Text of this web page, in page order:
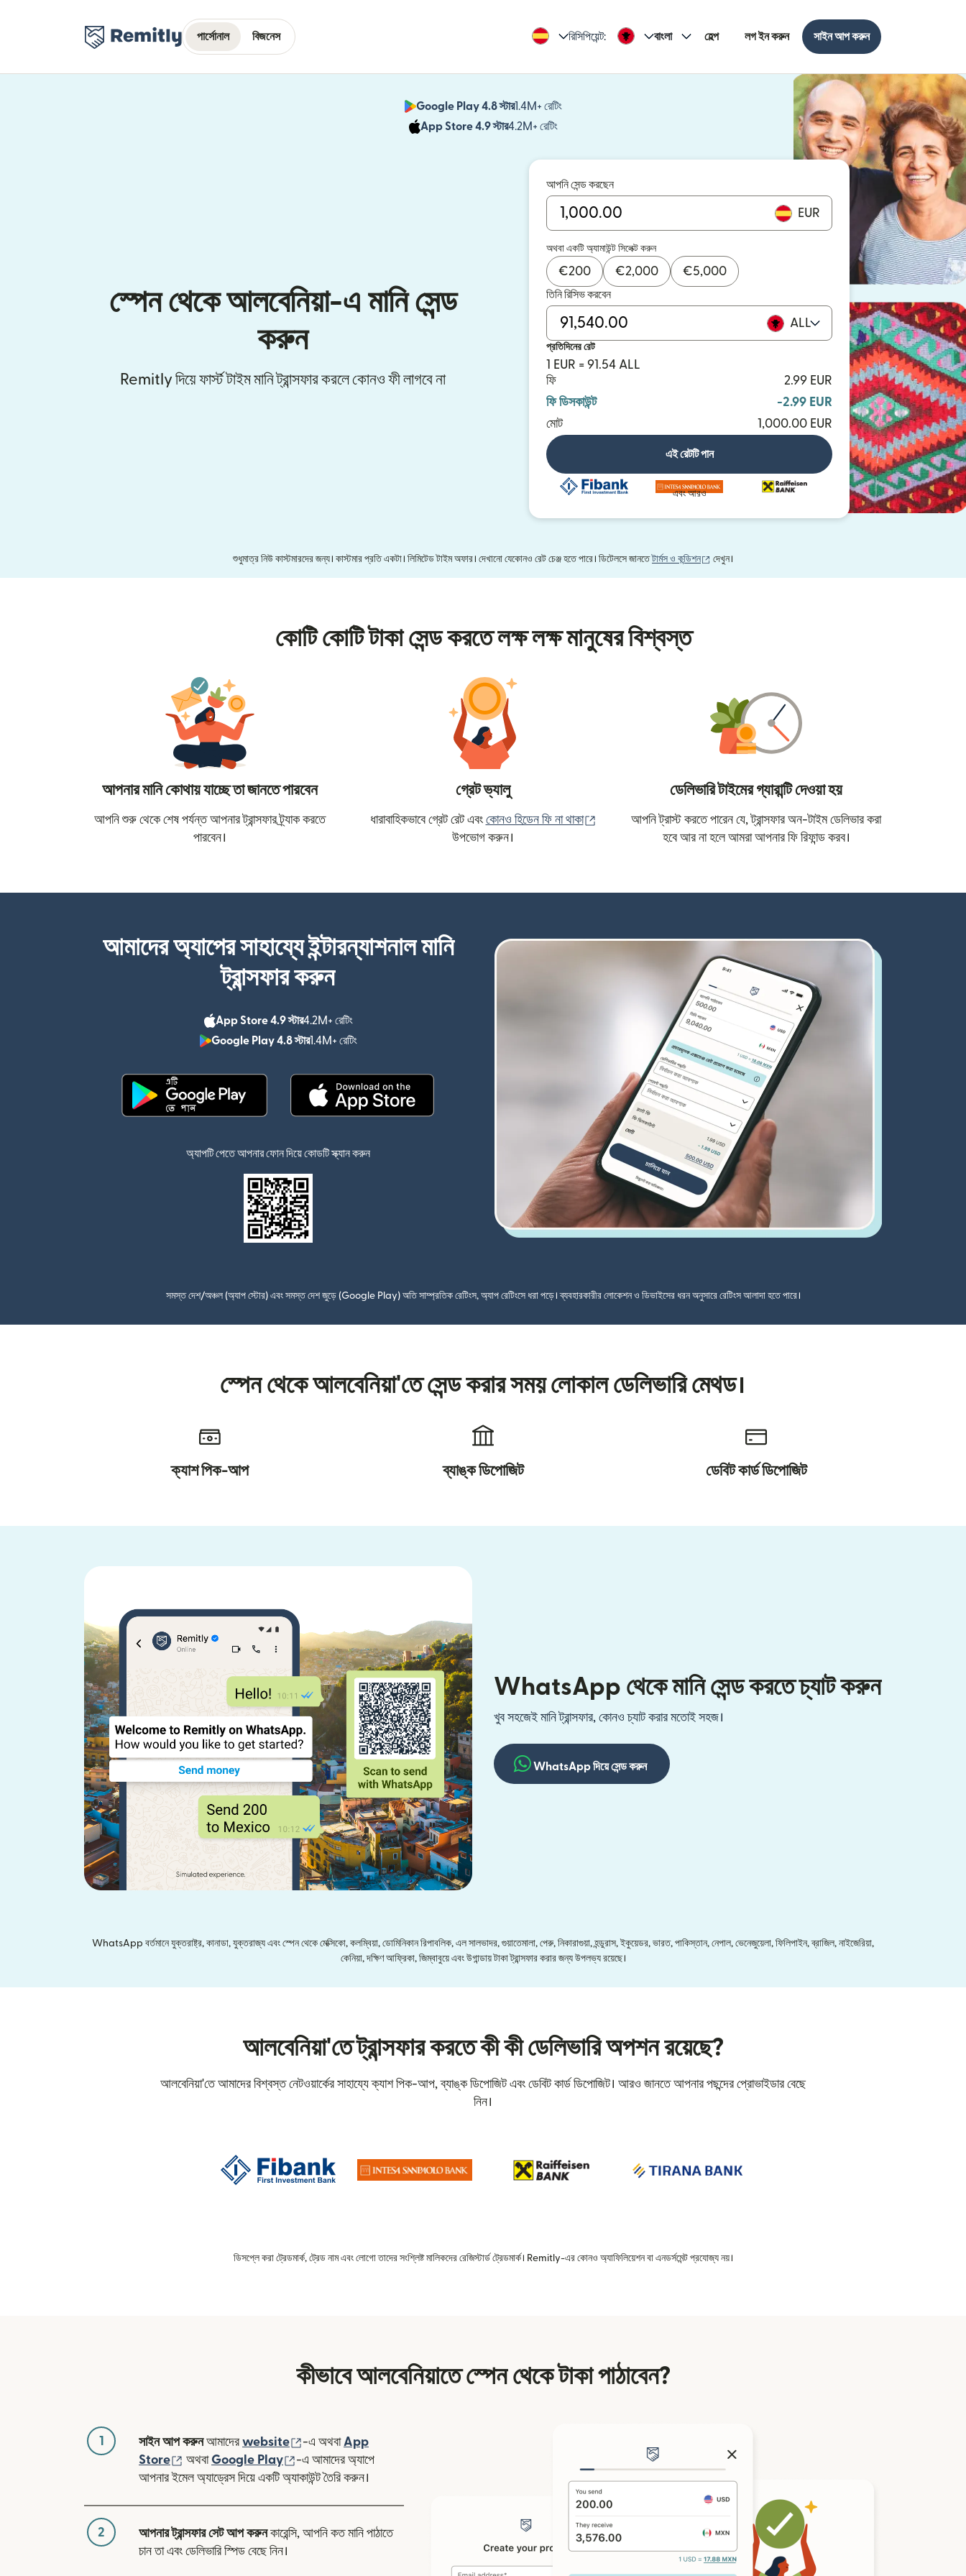
পার্সোনাল বিজনেস রিসিপিয়েন্ট: বাংলা হেল্প লগ ইন করুন সাইন আপ করুন
Google Play 4.8 স্টার1.4M+ রেটিং
App Store 4.9 স্টার4.2M+ রেটিং
স্পেন থেকে আলবেনিয়া-এ মানি সেন্ড
করুন
Remitly দিয়ে ফার্স্ট টাইম মানি ট্রান্সফার করলে কোনও ফী লাগবে না
আপনি সেন্ড করছেন
EUR
অথবা একটি অ্যামাউন্ট সিলেক্ট করুন
€200 €2,000 €5,000
তিনি রিসিভ করবেন
ALL
প্রতিদিনের রেট
1 EUR = 91.54 ALL
ফি
2.99 EUR
ফি ডিসকাউন্ট
-2.99 EUR
মোট
1,000.00 EUR
এই রেটটি পান
এবং আরও
শুধুমাত্র নিউ কাস্টমারদের জন্য। কাস্টমার প্রতি একটা। লিমিটেড টাইম অফার। দেখানো যেকোনও রেট চেঞ্জ হতে পারে। ডিটেলসে জানতেটার্মস ও কন্ডিশন (নতুন উইন্ডোতে খুলবে)
দেখুন।
কোটি কোটি টাকা সেন্ড করতে লক্ষ লক্ষ মানুষের বিশ্বস্ত
আপনার মানি কোথায় যাচ্ছে তা জানতে পারবেন
আপনি শুরু থেকে শেষ পর্যন্ত আপনার ট্রান্সফার ট্র্যাক করতে
পারবেন।
গ্রেট ভ্যালু
ধারাবাহিকভাবে গ্রেট রেট এবং কোনও হিডেন ফি না থাকা
(নতুন উইন্ডোতে খুলবে)
উপভোগ করুন।
ডেলিভারি টাইমের গ্যারান্টি দেওয়া হয়
আপনি ট্রাস্ট করতে পারেন যে, ট্রান্সফার অন-টাইম ডেলিভার করা
হবে আর না হলে আমরা আপনার ফি রিফান্ড করব।
আমাদের অ্যাপের সাহায্যে ইন্টারন্যাশনাল মানি
ট্রান্সফার করুন
App Store 4.9 স্টার4.2M+ রেটিং
Google Play 4.8 স্টার1.4M+ রেটিং
অ্যাপটি পেতে আপনার ফোন দিয়ে কোডটি স্ক্যান করুন
সমস্ত দেশ/অঞ্চল (অ্যাপ স্টোর) এবং সমস্ত দেশ জুড়ে (Google Play) অতি সাম্প্রতিক রেটিংস, অ্যাপ রেটিংসে ধরা পড়ে। ব্যবহারকারীর লোকেশন ও ডিভাইসের ধরন অনুসারে রেটিংস আলাদা হতে পারে।
স্পেন থেকে আলবেনিয়া'তে সেন্ড করার সময় লোকাল ডেলিভারি মেথড।
ক্যাশ পিক-আপ ব্যাঙ্ক ডিপোজিট ডেবিট কার্ড ডিপোজিট
WhatsApp থেকে মানি সেন্ড করতে চ্যাট করুন
খুব সহজেই মানি ট্রান্সফার, কোনও চ্যাট করার মতোই সহজ।
WhatsApp দিয়ে সেন্ড করুন
WhatsApp বর্তমানে যুক্তরাষ্ট্র, কানাডা, যুক্তরাজ্য এবং স্পেন থেকে মেক্সিকো, কলম্বিয়া, ডোমিনিকান রিপাবলিক, এল সালভাদর, গুয়াতেমালা, পেরু, নিকারাগুয়া, হন্ডুরাস, ইকুয়েডর, ভারত, পাকিস্তান, নেপাল, ভেনেজুয়েলা, ফিলিপাইন, ব্রাজিল, নাইজেরিয়া,
কেনিয়া, দক্ষিণ আফ্রিকা, জিম্বাবুয়ে এবং উগান্ডায় টাকা ট্রান্সফার করার জন্য উপলভ্য রয়েছে।
আলবেনিয়া'তে ট্রান্সফার করতে কী কী ডেলিভারি অপশন রয়েছে?
আলবেনিয়া'তে আমাদের বিশ্বস্ত নেটওয়ার্কের সাহায্যে ক্যাশ পিক-আপ, ব্যাঙ্ক ডিপোজিট এবং ডেবিট কার্ড ডিপোজিট। আরও জানতে আপনার পছন্দের প্রোভাইডার বেছে
নিন।
ডিসপ্লে করা ট্রেডমার্ক, ট্রেড নাম এবং লোগো তাদের সংশ্লিষ্ট মালিকদের রেজিস্টার্ড ট্রেডমার্ক। Remitly-এর কোনও অ্যাফিলিয়েশন বা এনডর্সমেন্ট প্রযোজ্য নয়।
কীভাবে আলবেনিয়াতে স্পেন থেকে টাকা পাঠাবেন?
1 সাইন আপ করুনআমাদেরwebsite (নতুন উইন্ডোতে খুলবে)
-এ অথবা App
Store
(নতুন উইন্ডোতে খুলবে)
অথবা Google Play (নতুন উইন্ডোতে খুলবে)
-এ আমাদের অ্যাপে
আপনার ইমেল অ্যাড্রেস দিয়ে একটি অ্যাকাউন্ট তৈরি করুন।
2 আপনার ট্রান্সফার সেট আপ করুনকারেন্সি, আপনি কত মানি পাঠাতে
চান তা এবং ডেলিভারি স্পিড বেছে নিন।